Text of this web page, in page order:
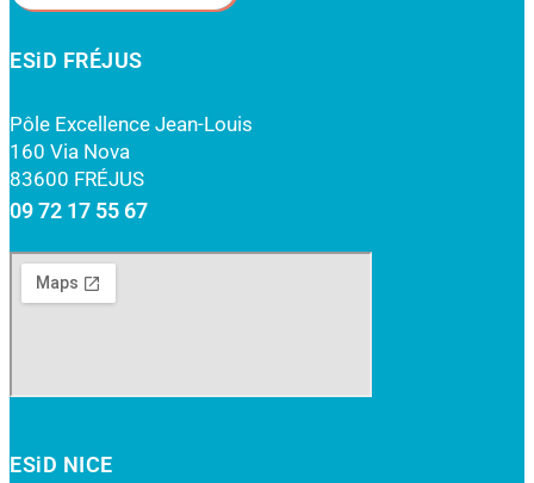
ESiD FRÉJUS
Pôle Excellence Jean-Louis
160 Via Nova
83600 FRÉJUS
09 72 17 55 67
ESiD NICE